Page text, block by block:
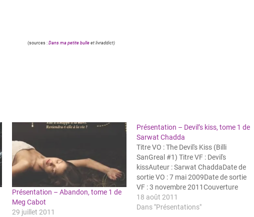
(sources : Dans ma petite bulleet livraddict)
Présentation – Abandon, tome 1 de
Meg Cabot
29 juillet 2011
Présentation – Devil’s kiss, tome 1 de
Sarwat Chadda
Titre VO : The Devil's Kiss (Billi
SanGreal #1) Titre VF : Devil's
kissAuteur : Sarwat ChaddaDate de
sortie VO : 7 mai 2009Date de sortie
VF : 3 novembre 2011Couverture
(VF) :Résumé :À quinze ans, Billie est
loin d'être une adolescente comme
18 août 2011
Dans "Présentations"